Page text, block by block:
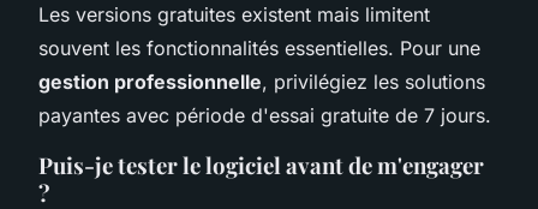
Les versions gratuites existent mais limitent
souvent les fonctionnalités essentielles. Pour une
gestion professionnelle, privilégiez les solutions
payantes avec période d'essai gratuite de 7 jours.
Puis-je tester le logiciel avant de m'engager
?